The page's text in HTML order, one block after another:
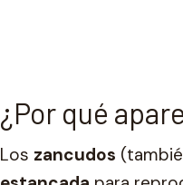
¿Por qué
Los zancudos